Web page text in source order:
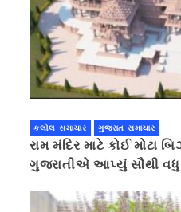
કલોલ સમાચાર ગુજરાત સમાચાર
રામ મંદિર માટે કોઈ
ગુજરાતીએ આપ્યું સૌથી વધુ